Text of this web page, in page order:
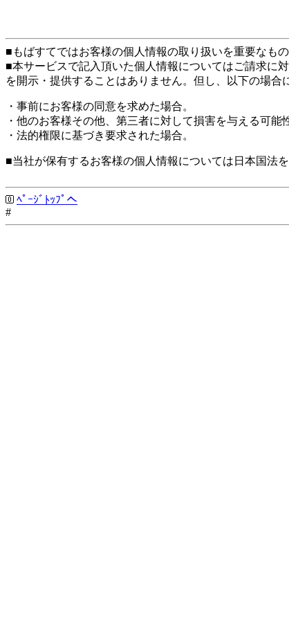
■もばすてではお客様の個人情報の取り扱いを重要なも
■本サービスで記入頂いた個人情報についてはご請求に
を開示・提供することはありません。但し、以下の場合
・事前にお客様の同意を求めた場合。
・他のお客様その他、第三者に対して損害を与える可能
・法的権限に基づき要求された場合。
■当社が保有するお客様の個人情報については日本国法
ﾍﾟｰｼﾞﾄｯﾌﾟへ
#